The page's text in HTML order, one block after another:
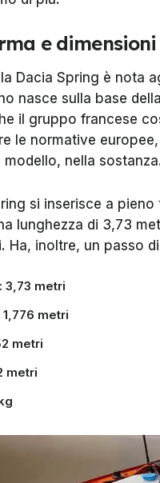
e dimensioni
Dacia Spring è nota
nasce sulla base della
il gruppo francese
le normative
modello, nella
si inserisce a
lunghezza di 3,73
Ha, inoltre, un passo
: 3,73 metri
1,776 metri
metri
metri